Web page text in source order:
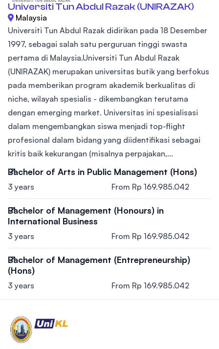
Universiti Tun Abdul Razak (UNIRAZAK)
Malaysia
Universiti Tun Abdul Razak didirikan pada 18 Desember
1997, sebagai salah satu perguruan tinggi swasta
pertama di Malaysia.Universiti Tun Abdul Razak
(UNIRAZAK) merupakan universitas butik yang berfokus
pada memberikan program akademik berkualitas di
niche, wilayah spesialis - dikembangkan terutama
dengan emerging market. Universitas ini spesialisasi
dalam mengembangkan siswa menjadi top-flight
profesional dalam bidang yang diidentifikasi sebagai
kritis baik kekurangan (misalnya perpajakan,...
Bachelor of Arts in Public Management (Hons)
3 years From Rp 169.985.042
Bachelor of Management (Honours) in
International Business
3 years From Rp 169.985.042
Bachelor of Management (Entrepreneurship)
(Hons)
3 years From Rp 169.985.042